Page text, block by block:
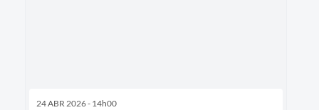
24 ABR 2026 - 14h00